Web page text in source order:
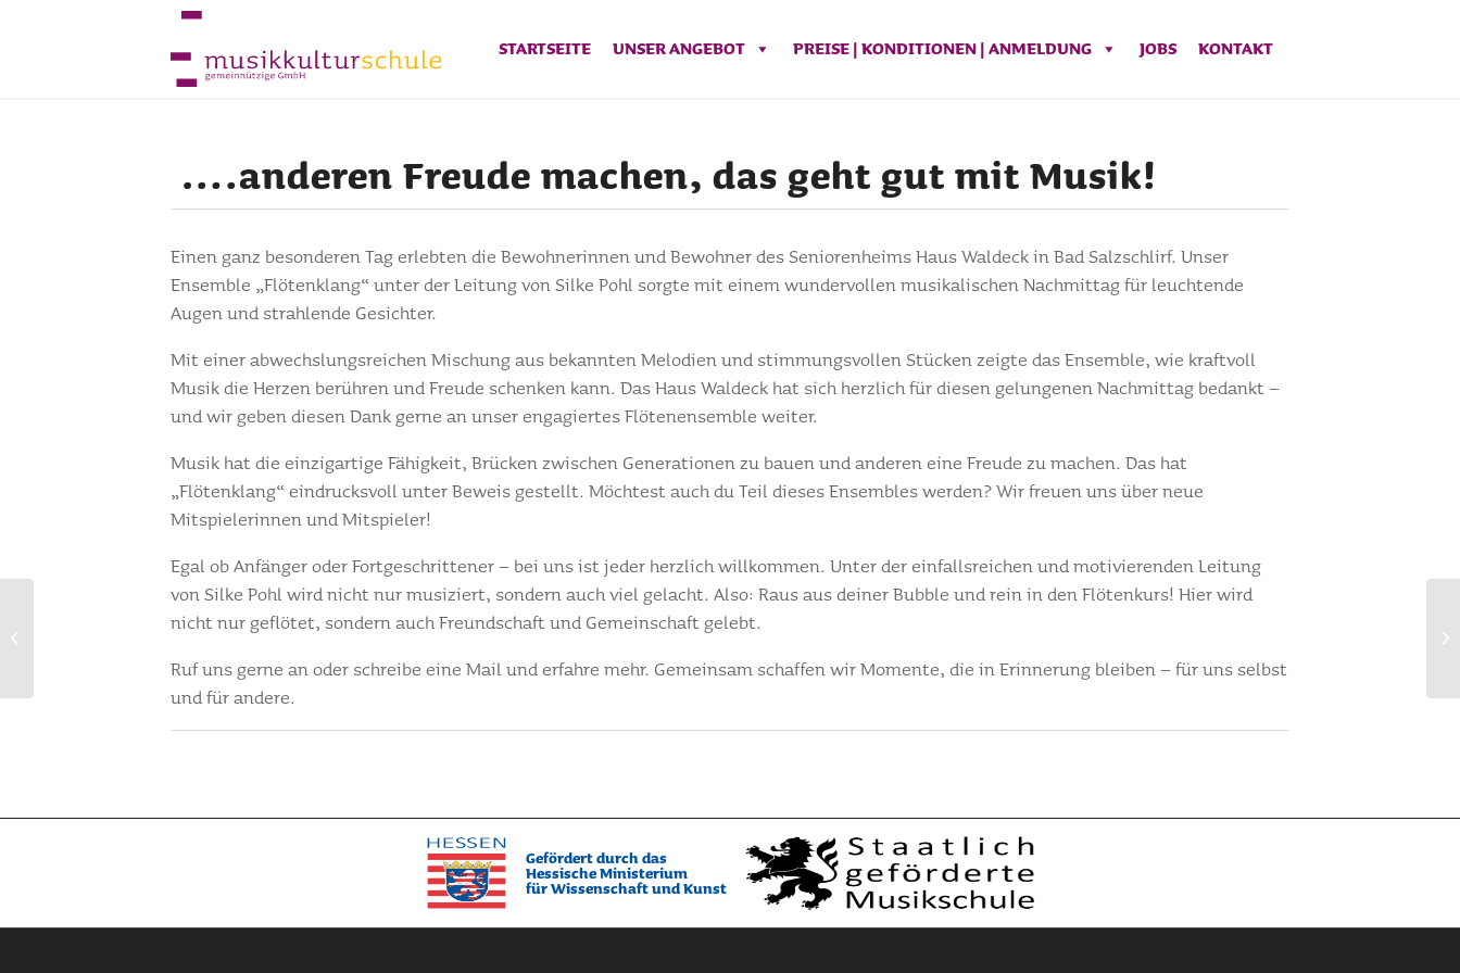
STARTSEITE UNSER ANGEBOT PREISE | KONDITIONEN | ANMELDUNG JOBS KONTAKT
….anderen Freude machen, das geht gut mit Musik!
Einen ganz besonderen Tag erlebten die Bewohnerinnen und Bewohner des Seniorenheims Haus Waldeck in Bad Salzschlirf. Unser
Ensemble „Flötenklang“ unter der Leitung von Silke Pohl sorgte mit einem wundervollen musikalischen Nachmittag für leuchtende
Augen und strahlende Gesichter.
Mit einer abwechslungsreichen Mischung aus bekannten Melodien und stimmungsvollen Stücken zeigte das Ensemble, wie kraftvoll
Musik die Herzen berühren und Freude schenken kann. Das Haus Waldeck hat sich herzlich für diesen gelungenen Nachmittag bedankt –
und wir geben diesen Dank gerne an unser engagiertes Flötenensemble weiter.
Musik hat die einzigartige Fähigkeit, Brücken zwischen Generationen zu bauen und anderen eine Freude zu machen. Das hat
„Flötenklang“ eindrucksvoll unter Beweis gestellt. Möchtest auch du Teil dieses Ensembles werden? Wir freuen uns über neue
Mitspielerinnen und Mitspieler!
Egal ob Anfänger oder Fortgeschrittener – bei uns ist jeder herzlich willkommen. Unter der einfallsreichen und motivierenden Leitung
von Silke Pohl wird nicht nur musiziert, sondern auch viel gelacht. Also: Raus aus deiner Bubble und rein in den Flötenkurs! Hier wird
nicht nur geflötet, sondern auch Freundschaft und Gemeinschaft gelebt.
Ruf uns gerne an oder schreibe eine Mail und erfahre mehr. Gemeinsam schaffen wir Momente, die in Erinnerung bleiben – für uns selbst
und für andere.
Gefördert durch das
Hessische Ministerium
für Wissenschaft und Kunst
Unser Bläserensemble auf